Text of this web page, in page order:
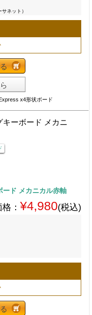
ネット）
x4形状ボード
ド メカニカル赤軸
： ¥4,980(税込)